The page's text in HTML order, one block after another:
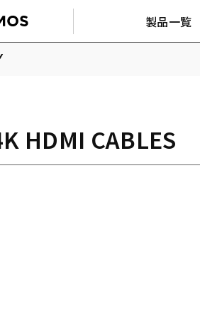
製品一覧
HDMI CABLES